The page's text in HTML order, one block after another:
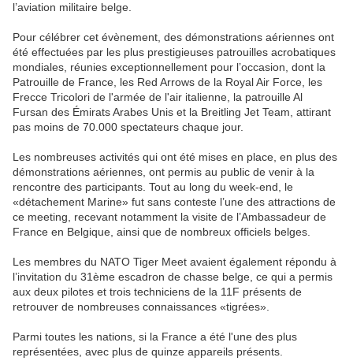
l’aviation militaire belge.
Pour célébrer cet évènement, des démonstrations aériennes ont
été effectuées par les plus prestigieuses patrouilles acrobatiques
mondiales, réunies exceptionnellement pour l’occasion, dont la
Patrouille de France, les Red Arrows de la Royal Air Force, les
Frecce Tricolori de l'armée de l'air italienne, la patrouille Al
Fursan des Émirats Arabes Unis et la Breitling Jet Team, attirant
pas moins de 70.000 spectateurs chaque jour.
Les nombreuses activités qui ont été mises en place, en plus des
démonstrations aériennes, ont permis au public de venir à la
rencontre des participants. Tout au long du week-end, le
«détachement Marine» fut sans conteste l’une des attractions de
ce meeting, recevant notamment la visite de l’Ambassadeur de
France en Belgique, ainsi que de nombreux officiels belges.
Les membres du NATO Tiger Meet avaient également répondu à
l’invitation du 31ème escadron de chasse belge, ce qui a permis
aux deux pilotes et trois techniciens de la 11F présents de
retrouver de nombreuses connaissances «tigrées».
Parmi toutes les nations, si la France a été l'une des plus
représentées, avec plus de quinze appareils présents.